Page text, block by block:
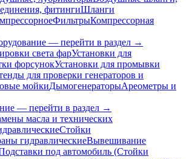
фитингиШланги
ФильтрыКомпрессорная
— перейти в раздел →
света фарУстановки для
форсунокУстановки для промывки
для проверки генераторов и
мойкиДымогенераторыАреометры и
— перейти в раздел →
масла и технических
Стойки
гидравлическиеВывешивание
под автомобиль (Стойки